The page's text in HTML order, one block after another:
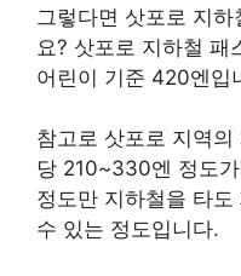
그렇다면 삿포로 지
요? 삿포로 지하철
어린이 기준 420엔입
참고로 삿포로 지역의
당 210~330엔 정도
정도만 지하철을 타
수 있는 정도입니다.